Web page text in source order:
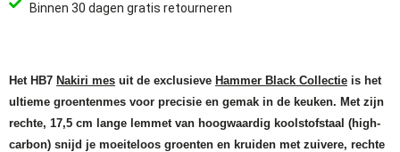
Binnen 30 dagen gratis retourneren
Het HB7 Nakiri mes uit de exclusieve Hammer Black Collectie is het
ultieme groentenmes voor precisie en gemak in de keuken. Met zijn
rechte, 17,5 cm lange lemmet van hoogwaardig koolstofstaal (high-
carbon) snijd je moeiteloos groenten en kruiden met zuivere, rechte